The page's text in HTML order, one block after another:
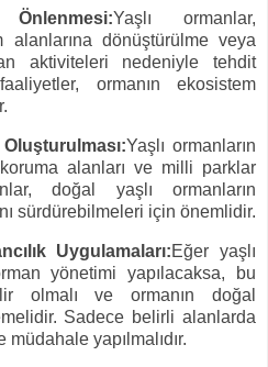
Önlenmesi:Yaşlı ormanlar,
alanlarına dönüştürülme veya
aktiviteleri nedeniyle tehdit
ormanın ekosistem
Yaşlı ormanların
alanları ve milli parklar
doğal yaşlı ormanların
sürdürebilmeleri için önemlidir.
Uygulamaları:Eğer yaşlı
yönetimi yapılacaksa, bu
olmalı ve ormanın doğal
Sadece belirli alanlarda
yapılmalıdır.